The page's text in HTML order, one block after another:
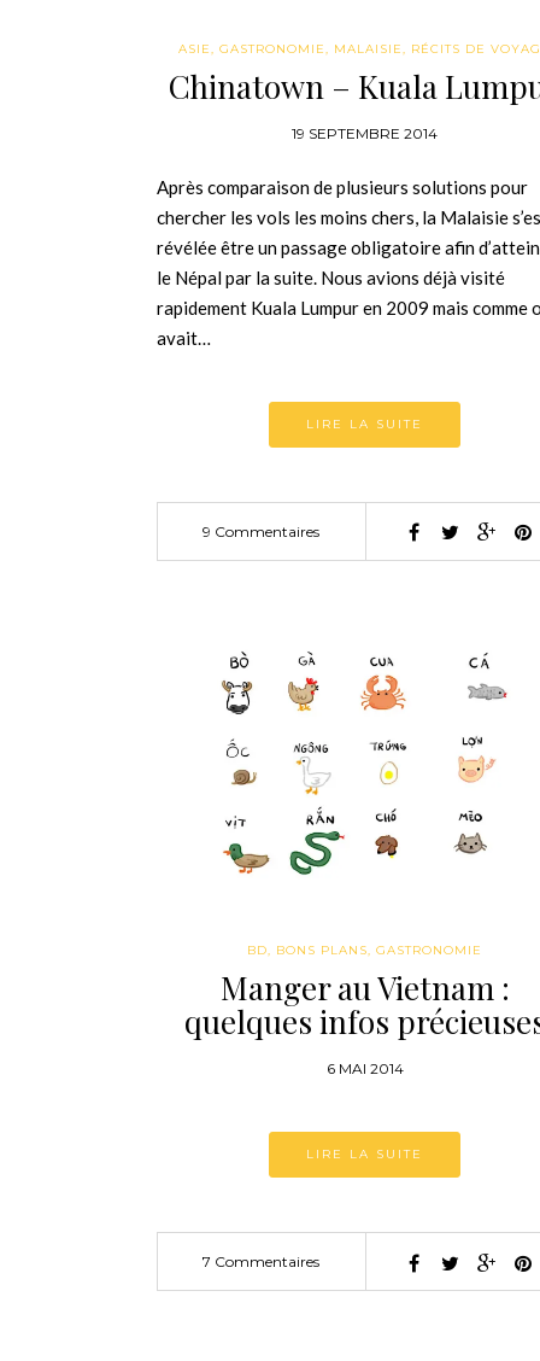
ASIE, GASTRONOMIE, MALAISIE, RÉCITS DE
Chinatown – Kuala
19 SEPTEMBRE 2014
Après comparaison de plusieurs solutions pour
chercher les vols les moins chers, la Malaisie
révélée être un passage obligatoire afin
le Népal par la suite. Nous avions déjà visité
rapidement Kuala Lumpur en 2009 mais comme
avait…
LIRE LA SUITE
9 Commentaires
BD, BONS PLANS, GASTRONOMIE
Manger au Vietnam :
quelques infos
6 MAI 2014
LIRE LA SUITE
7 Commentaires